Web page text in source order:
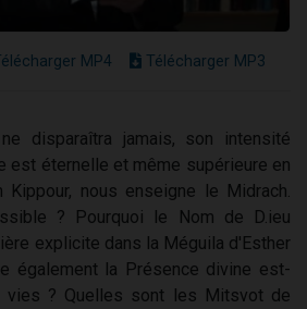
MP4 Télécharger MP3
disparaîtra jamais, son intensité
est éternelle et même supérieure en
nous enseigne le Midrach.
? Pourquoi le Nom de D.ieu
explicite dans la Méguila d'Esther
également la Présence divine est-
vies ? Quelles sont les Mitsvot de